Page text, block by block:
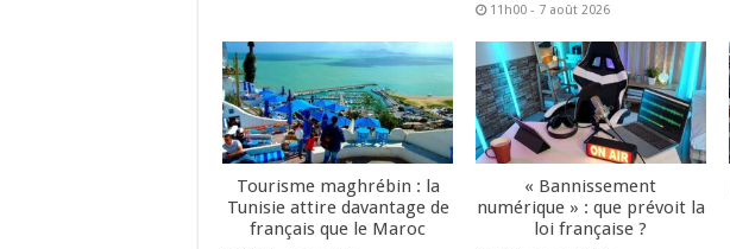
11h00 - 7 août 2026
Tourisme maghrébin : la
Tunisie attire davantage de
français que le Maroc
« Bannissement
numérique » : que prévoit la
loi française ?